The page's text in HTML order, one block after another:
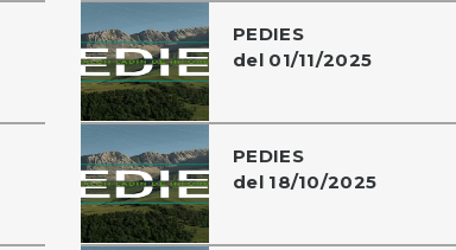
PEDIES
del 01/11/2025
PEDIES
del 18/10/2025